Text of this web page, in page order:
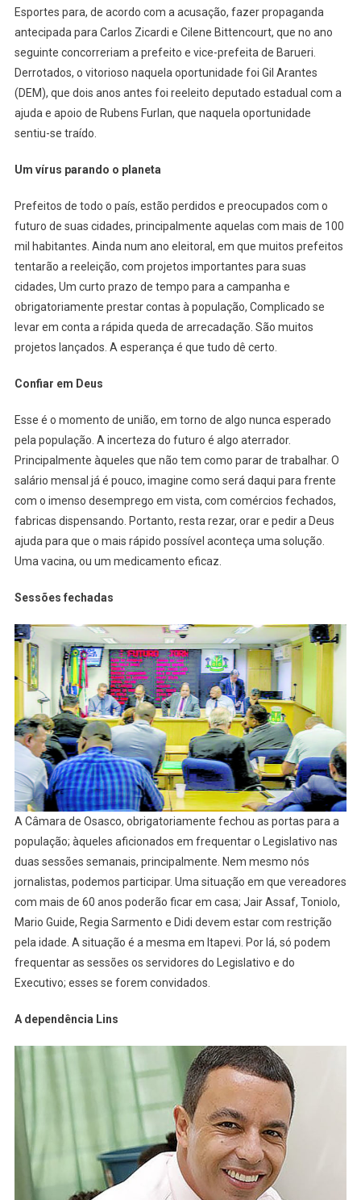
Esportes para, de acordo com a acusação, fazer propaganda
antecipada para Carlos Zicardi e Cilene Bittencourt, que no ano
seguinte concorreriam a prefeito e vice-prefeita de Barueri.
Derrotados, o vitorioso naquela oportunidade foi Gil Arantes
(DEM), que dois anos antes foi reeleito deputado estadual com a
ajuda e apoio de Rubens Furlan, que naquela oportunidade
sentiu-se traído.
Um vírus parando o planeta
Prefeitos de todo o país, estão perdidos e preocupados com o
futuro de suas cidades, principalmente aquelas com mais de 100
mil habitantes. Ainda num ano eleitoral, em que muitos prefeitos
tentarão a reeleição, com projetos importantes para suas
cidades, Um curto prazo de tempo para a campanha e
obrigatoriamente prestar contas à população, Complicado se
levar em conta a rápida queda de arrecadação. São muitos
projetos lançados. A esperança é que tudo dê certo.
Confiar em Deus
Esse é o momento de união, em torno de algo nunca esperado
pela população. A incerteza do futuro é algo aterrador.
Principalmente àqueles que não tem como parar de trabalhar. O
salário mensal já é pouco, imagine como será daqui para frente
com o imenso desemprego em vista, com comércios fechados,
fabricas dispensando. Portanto, resta rezar, orar e pedir a Deus
ajuda para que o mais rápido possível aconteça uma solução.
Uma vacina, ou um medicamento eficaz.
Sessões fechadas
A Câmara de Osasco, obrigatoriamente fechou as portas para a
população; àqueles aficionados em frequentar o Legislativo nas
duas sessões semanais, principalmente. Nem mesmo nós
jornalistas, podemos participar. Uma situação em que vereadores
com mais de 60 anos poderão ficar em casa; Jair Assaf, Toniolo,
Mario Guide, Regia Sarmento e Didi devem estar com restrição
pela idade. A situação é a mesma em Itapevi. Por lá, só podem
frequentar as sessões os servidores do Legislativo e do
Executivo; esses se forem convidados.
A dependência Lins